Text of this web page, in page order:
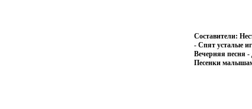
Составители:
- Спят усталые
Вечерняя песня -
Песенки